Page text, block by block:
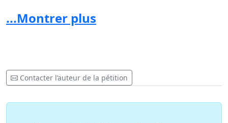
indispensable que Monsieur Close donne sa démission.
1. Monsieur Close est responsable de la Police de
...Montrer plus
Contacter l’auteur de la pétition